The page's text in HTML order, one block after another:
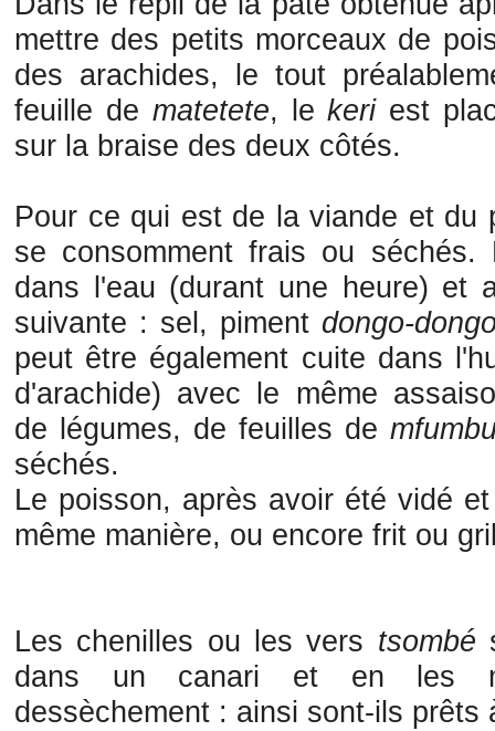
mettre des petits morceaux de
des arachides, le tout
feuille de matetete, lekeriest
sur la braise des deux côtés.
Pour ce qui est de la viande et du
se consomment frais ou
dans l'eau (durant une heure) et
suivante : sel, piment dongo-
peut être également cuite dans
d'arachide) avec le même
de légumes, de feuilles de
séchés.
Le poisson, après avoir été vidé
même manière, ou encore frit ou
Les chenilles ou les vers tsombé
dans un canari et en les
dessèchement : ainsi sont-ils prêts